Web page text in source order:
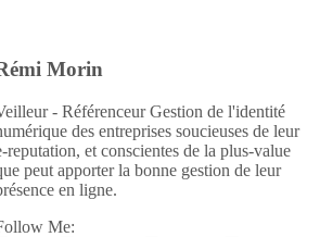
Morin
- Référenceur Gestion de l'identité
des entreprises soucieuses de leur
reputation, et conscientes de la plus-value
peut apporter la bonne gestion de leur
en ligne.
Me: